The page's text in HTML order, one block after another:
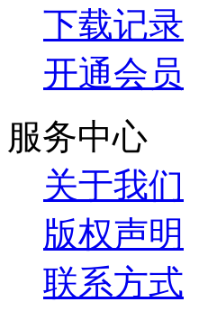
下载记录
开通会员
服务中心
关于我们
版权声明
联系方式